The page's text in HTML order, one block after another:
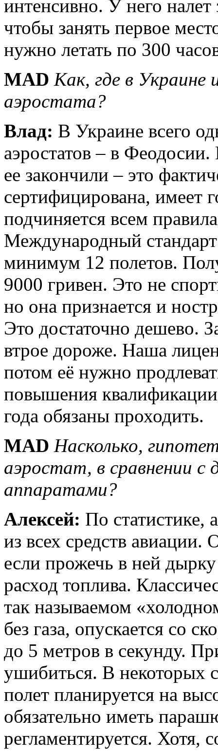
интенсивно. У него налет
чтобы занять первое
нужно летать по 300
MAD Как, где в
аэростата?
Влад: В Украине всего
аэростатов – в
ее закончили – это
сертифицирована, имеет
подчиняется всем
Международный
минимум 12 полетов.
9000 гривен. Это не
но она признается и
Это достаточно дешево.
втрое дороже. Наша
потом её нужно
повышения
года обязаны проходить.
MAD Насколько,
аэростат, в сравнении с
аппаратами?
Алексей: По статистике,
из всех средств
если прожечь в ней
расход топлива.
так называемом
без газа, опускается со
до 5 метров в секунду.
ушибиться. В некоторых
полет планируется на
обязательно иметь
регламентируется.